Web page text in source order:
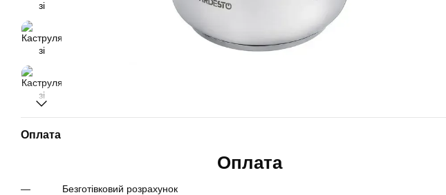
Оплата
Оплата
Безготівковий розрахунок